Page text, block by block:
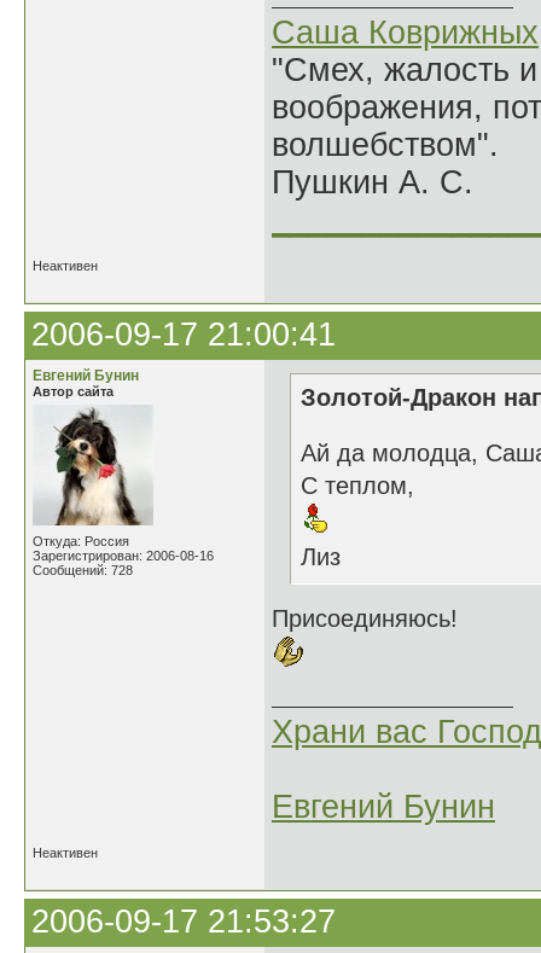
Саша Коврижных
"Смех, жалость
воображения,
волшебством".
Пушкин А. С.
Неактивен
2006-09-17 21:00:41
Евгений Бунин
Автор сайта
Откуда: Россия
Зарегистрирован: 2006-08-16
Сообщений: 728
Золотой-Дракон
Ай да молодца,
С теплом,
Лиз
Присоединяюсь!
Храни вас
Евгений Бунин
Неактивен
2006-09-17 21:53:27